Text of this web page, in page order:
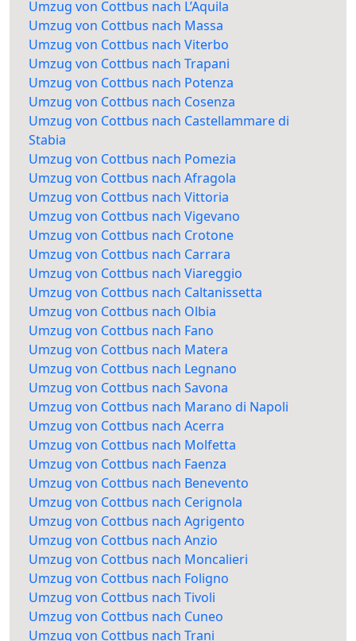
Umzug von Cottbus nach L’Aquila
Umzug von Cottbus nach Massa
Umzug von Cottbus nach Viterbo
Umzug von Cottbus nach Trapani
Umzug von Cottbus nach Potenza
Umzug von Cottbus nach Cosenza
Umzug von Cottbus nach Castellammare di
Stabia
Umzug von Cottbus nach Pomezia
Umzug von Cottbus nach Afragola
Umzug von Cottbus nach Vittoria
Umzug von Cottbus nach Vigevano
Umzug von Cottbus nach Crotone
Umzug von Cottbus nach Carrara
Umzug von Cottbus nach Viareggio
Umzug von Cottbus nach Caltanissetta
Umzug von Cottbus nach Olbia
Umzug von Cottbus nach Fano
Umzug von Cottbus nach Matera
Umzug von Cottbus nach Legnano
Umzug von Cottbus nach Savona
Umzug von Cottbus nach Marano di Napoli
Umzug von Cottbus nach Acerra
Umzug von Cottbus nach Molfetta
Umzug von Cottbus nach Faenza
Umzug von Cottbus nach Benevento
Umzug von Cottbus nach Cerignola
Umzug von Cottbus nach Agrigento
Umzug von Cottbus nach Anzio
Umzug von Cottbus nach Moncalieri
Umzug von Cottbus nach Foligno
Umzug von Cottbus nach Tivoli
Umzug von Cottbus nach Cuneo
Umzug von Cottbus nach Trani